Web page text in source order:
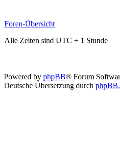
Foren-Übersicht
Alle Zeiten sind UTC + 1 Stunde
Powered by phpBB® Forum
Deutsche Übersetzung durch